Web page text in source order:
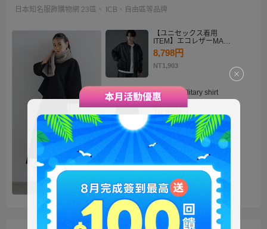
日本知名服飾購物網 23區、 ICB、自由區等品牌
【ユニセックス着用
ITEM】エコレザーMA－
1
8,798円
NT1,903
・2way military shirt
dress
NT2,378
【洗える】褒めらレディ
テーラード ジャケット
14,900円
NT3,224